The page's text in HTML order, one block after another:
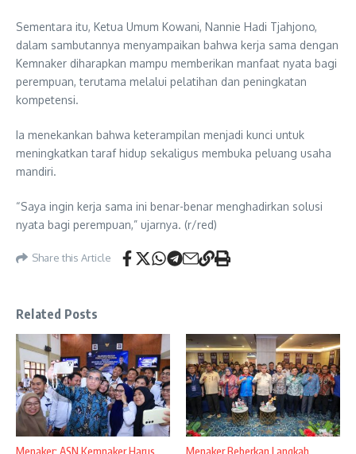
Sementara itu, Ketua Umum Kowani, Nannie Hadi Tjahjono,
dalam sambutannya menyampaikan bahwa kerja sama dengan
Kemnaker diharapkan mampu memberikan manfaat nyata bagi
perempuan, terutama melalui pelatihan dan peningkatan
kompetensi.
Ia menekankan bahwa keterampilan menjadi kunci untuk
meningkatkan taraf hidup sekaligus membuka peluang usaha
mandiri.
“Saya ingin kerja sama ini benar-benar menghadirkan solusi
nyata bagi perempuan,” ujarnya. (r/red)
Share this Article
Related Posts
Menaker: ASN Kemnaker Harus
Menaker Beberkan Langkah